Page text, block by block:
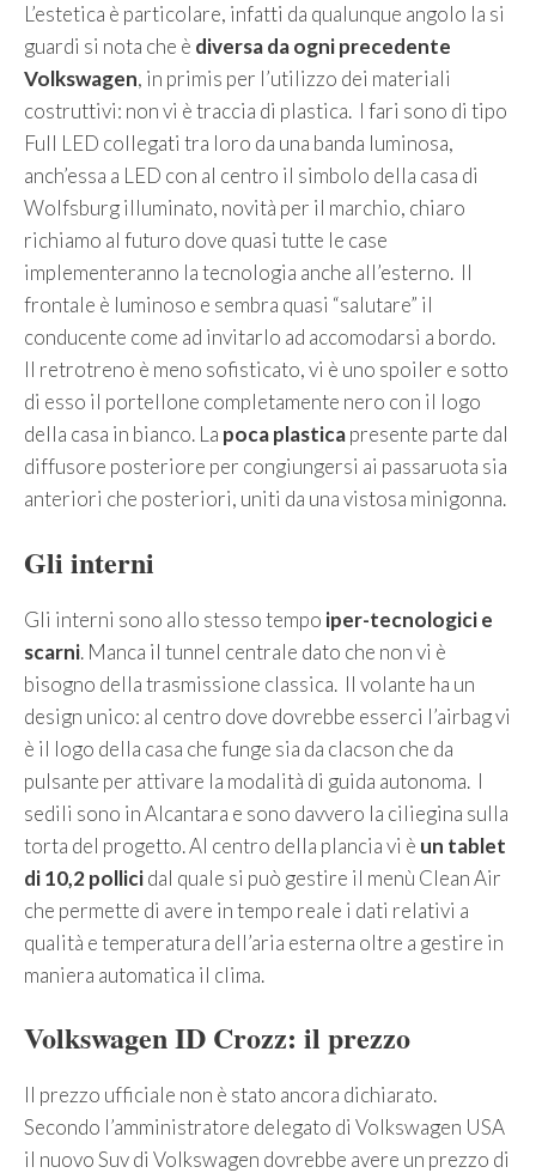
L’estetica è particolare, infatti da qualunque angolo la si
guardi si nota che è diversa da ogni precedente
Volkswagen, in primis per l’utilizzo dei materiali
costruttivi: non vi è traccia di plastica. I fari sono di tipo
Full LED collegati tra loro da una banda luminosa,
anch’essa a LED con al centro il simbolo della casa di
Wolfsburg illuminato, novità per il marchio, chiaro
richiamo al futuro dove quasi tutte le case
implementeranno la tecnologia anche all’esterno. Il
frontale è luminoso e sembra quasi “salutare” il
conducente come ad invitarlo ad accomodarsi a bordo.
Il retrotreno è meno sofisticato, vi è uno spoiler e sotto
di esso il portellone completamente nero con il logo
della casa in bianco. La poca plasticapresente parte dal
diffusore posteriore per congiungersi ai passaruota sia
anteriori che posteriori, uniti da una vistosa minigonna.
Gli interni
Gli interni sono allo stesso tempo iper-tecnologici e
scarni. Manca il tunnel centrale dato che non vi è
bisogno della trasmissione classica. Il volante ha un
design unico: al centro dove dovrebbe esserci l’airbag vi
è il logo della casa che funge sia da clacson che da
pulsante per attivare la modalità di guida autonoma. I
sedili sono in Alcantara e sono davvero la ciliegina sulla
torta del progetto. Al centro della plancia vi è un tablet
di 10,2 pollicidal quale si può gestire il menù Clean Air
che permette di avere in tempo reale i dati relativi a
qualità e temperatura dell’aria esterna oltre a gestire in
maniera automatica il clima.
Volkswagen ID Crozz: il prezzo
Il prezzo ufficiale non è stato ancora dichiarato.
Secondo l’amministratore delegato di Volkswagen USA
il nuovo Suv di Volkswagen dovrebbe avere un prezzo di